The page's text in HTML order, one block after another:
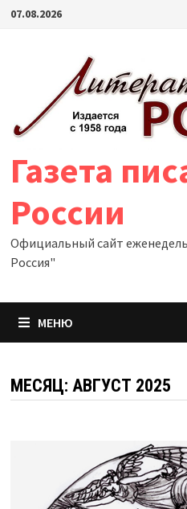
Перейти
07.08.2026
Газета
России
Официальный сайт
Россия"
МЕНЮ
МЕСЯЦ: АВГУСТ 2025